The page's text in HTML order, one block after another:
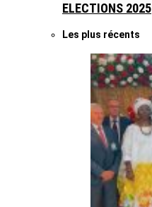
ELECTIONS 2025
Les plus récents